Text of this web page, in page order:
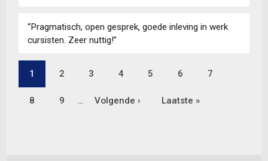
“Pragmatisch, open gesprek, goede inleving in werk
cursisten. Zeer nuttig!”
Paginering
Pagina
1 Pagina
2 Pagina
3 Pagina
4 Pagina
5 Pagina
6 Pagina
7
Pagina
8 Pagina
9 … Volgende
Volgende › Laatste
Laatste »